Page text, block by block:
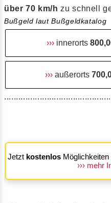
über 70 km/h zu schnell
Bußgeld laut Bußgeldkatalog
››› innerorts
››› außerorts
Jetzt kostenlos Möglichkeiten
››› mehr